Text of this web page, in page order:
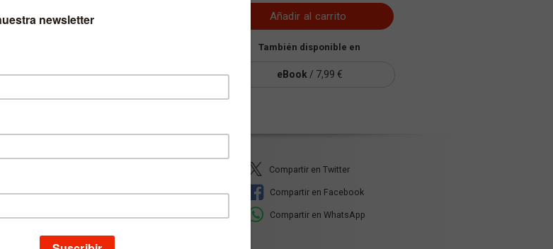
Añadir al carrito
También disponible en
eBook / 7,99 €
Juan Fernando Sellés Dauder
9788431334482
Compartir en Twitter
Compartir en Facebook
Compartir en WhatsApp